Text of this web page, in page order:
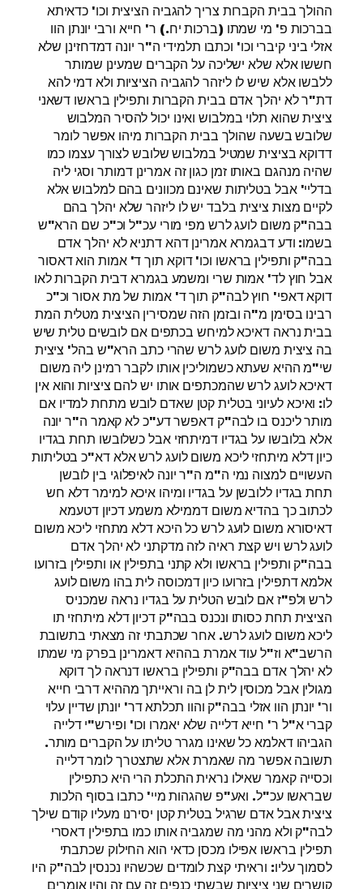
ההולך בבית הקברות צריך להגביה הציצית וכו' כדאיתא
בברכות פ' מי שמתו (ברכות יח.) ר' חייא ורבי יונתן הוו
אזלי ביני קיברי וכו' וכתבו תלמידי ה"ר יונה דמדחזינן שלא
חששו אלא שלא ישליכה על הקברים שמעינן שמותר
ללבשו אלא שיש לו ליזהר להגביה הציציות ולא דמי להא
דת"ר לא יהלך אדם בבית הקברות ותפילין בראשו דשאני
ציצית שהוא תלוי במלבוש ואינו יכול להסיר המלבוש
שלובש בשעה שהולך בבית הקברות מיהו אפשר לומר
דדוקא בציצית שמטיל במלבוש שלובש לצורך עצמו כמו
שהיה מנהגם באותו זמן כגון זה אמרינן דמותר וסגי ליה
בדליי' אבל בטליתות שאינם מכוונים בהם למלבוש אלא
לקיים מצות ציצית בלבד יש לו ליזהר שלא יהלך בהם
בבה"ק משום לועג לרש מפי מורי עכ"ל וכ"כ שם הרא"ש
בשמו: ודע דבגמרא אמרינן דהא דתניא לא יהלך אדם
בבה"ק ותפילין בראשו וכו' דוקא תוך ד' אמות הוא דאסור
אבל חוץ לד' אמות שרי ומשמע בגמרא דבית הקברות לאו
דוקא דאפי' חוץ לבה"ק תוך ד' אמות של מת אסור וכ"כ
רבינו בסימן מ"ה ובזמן הזה שמסירין הציצית מטלית המת
בבית נראה דאיכא למיחש בכתפים אם לובשים טלית שיש
בה ציצית משום לועג לרש שהרי כתב הרא"ש בהל' ציצית
שי"מ ההיא שעתא כשמוליכין אותו לקבר רמינן ליה משום
דאיכא לועג לרש שהמכתפים אותו יש להם ציציות והוא אין
לו: ואיכא לעיוני בטלית קטן שאדם לובש מתחת למדיו אם
מותר ליכנס בו לבה"ק דאפשר דע"כ לא קאמר ה"ר יונה
אלא בלובשו על בגדיו דמיתחזי אבל כשלובשו תחת בגדיו
כיון דלא מיתחזי ליכא משום לועג לרש אלא דא"כ בטליתות
העשויים למצוה נמי ה"מ ה"ר יונה לאיפלוגי בין לובשן
תחת בגדיו ללובשן על בגדיו ומיהו איכא למימר דלא חש
לכתוב כך בהדיא משום דממילא משמע דכיון דטעמא
דאיסורא משום לועג לרש כל היכא דלא מתחזי ליכא משום
לועג לרש ויש קצת ראיה לזה מדקתני לא יהלך אדם
בבה"ק ותפילין בראשו ולא קתני בתפילין או ותפילין בזרועו
אלמא דתפילין בזרועו כיון דמכוסה לית בהו משום לועג
לרש ולפ"ז אם לובש הטלית על בגדיו נראה שמכניס
הציצית תחת כסותו ונכנס בבה"ק דכיון דלא מיתחזי תו
ליכא משום לועג לרש. אחר שכתבתי זה מצאתי בתשובת
הרשב"א וז"ל עוד אמרת בההיא דאמרינן בפרק מי שמתו
לא יהלך אדם בבה"ק ותפילין בראשו דנראה לך דוקא
מגולין אבל מכוסין לית לן בה וראייתך מההיא דרבי חייא
ור' יונתן הוו אזלי בבה"ק והוו תכלתא דר' יונתן שדיין עלוי
קברי א"ל ר' חייא דלייה שלא יאמרו וכו' ופירש"י דלייה
הגביהו דאלמא כל שאינו מגרר טליתו על הקברים מותר.
תשובה אפשר מה שאמרת אלא שתצטרך לומר דלייה
וכסייה קאמר שאילו נראית התכלת הרי היא כתפילין
שבראשו עכ"ל. ואע"פ שהגהות מיי' כתבו בסוף הלכות
ציצית אבל אדם שרגיל בטלית קטן יסירנו מעליו קודם שילך
לבה"ק ולא מהני מה שמגביה אותו כמו בתפילין דאסרי
תפילין בראשו אפילו מכסן כדאי הוא החילוק שכתבתי
לסמוך עליו: וראיתי קצת לומדים שכשהיו נכנסין לבה"ק היו
קושרים שני ציציות שבשתי כנפים זה עם זה והיו אומרים